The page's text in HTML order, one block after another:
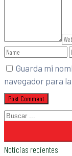
Guarda mi
navegador para
Noticias recientes